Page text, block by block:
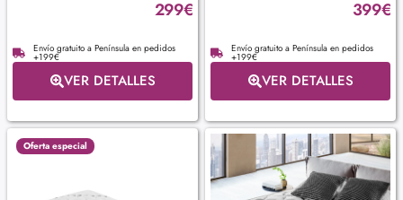
299€
Envío gratuito a Península en pedidos
+199€
VER DETALLES
399€
Envío gratuito a Península en pedidos
+199€
VER DETALLES
Oferta especial